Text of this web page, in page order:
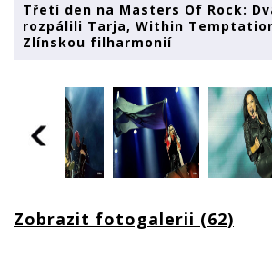
Třetí den na Masters Of Rock:
rozpálili Tarja, Within
Zlínskou filharmonií
Zobrazit fotogalerii (62)